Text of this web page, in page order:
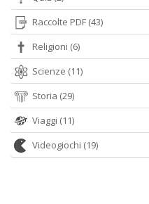
Raccolte PDF (43)
Religioni (6)
Scienze (11)
Storia (29)
Viaggi (11)
Videogiochi (19)